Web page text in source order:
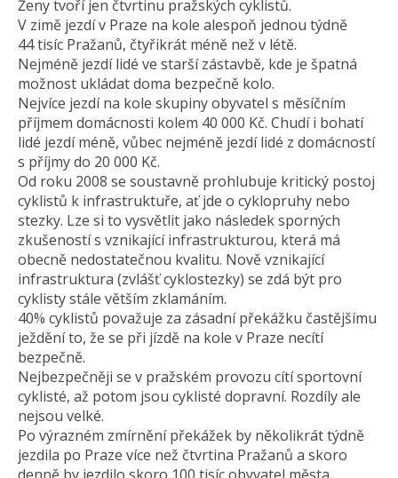
Ženy tvoří jen čtvrtinu pražských cyklistů.
V zimě jezdí v Praze na kole alespoň jednou týdně
44 tisíc Pražanů, čtyřikrát méně než v létě.
Nejméně jezdí lidé ve starší zástavbě, kde je špatná
možnost ukládat doma bezpečně kolo.
Nejvíce jezdí na kole skupiny obyvatel s měsíčním
příjmem domácnosti kolem 40 000 Kč. Chudí i bohatí
lidé jezdí méně, vůbec nejméně jezdí lidé z domácností
s příjmy do 20 000 Kč.
Od roku 2008 se soustavně prohlubuje kritický postoj
cyklistů k infrastruktuře, ať jde o cyklopruhy nebo
stezky. Lze si to vysvětlit jako následek sporných
zkušeností s vznikající infrastrukturou, která má
obecně nedostatečnou kvalitu. Nově vznikající
infrastruktura (zvlášť cyklostezky) se zdá být pro
cyklisty stále větším zklamáním.
40% cyklistů považuje za zásadní překážku častějšímu
ježdění to, že se při jízdě na kole v Praze necítí
bezpečně.
Nejbezpečněji se v pražském provozu cítí sportovní
cyklisté, až potom jsou cyklisté dopravní. Rozdíly ale
nejsou velké.
Po výrazném zmírnění překážek by několikrát týdně
jezdila po Praze více než čtvrtina Pražanů a skoro